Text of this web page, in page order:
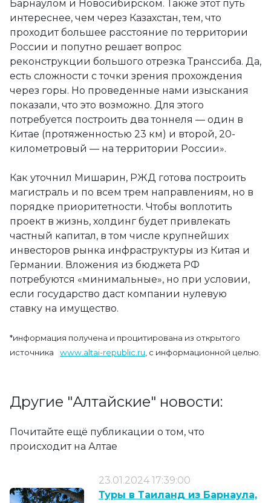
Барнаулом и Новосибирском. Также этот путь
интереснее, чем через Казахстан, тем, что
проходит большее расстояние по территории
России и попутно решает вопрос
реконструкции большого отрезка Транссиба. Да,
есть сложности с точки зрения прохождения
через горы. Но проведенные нами изыскания
показали, что это возможно. Для этого
потребуется построить два тоннеля — один в
Китае (протяженностью 23 км) и второй, 20-
километровый — на территории России».
Как уточнил Мишарин, РЖД готова построить
магистраль и по всем трем направлениям, но в
порядке приоритетности. Чтобы воплотить
проект в жизнь, холдинг будет привлекать
частный капитал, в том числе крупнейших
инвесторов рынка инфраструктуры из Китая и
Германии. Вложения из бюджета РФ
потребуются «минимальные», но при условии,
если государство даст компании нулевую
ставку на имущество.
*информация получена и процитирована из открытого
источника
www.altai-republic.ru , с информационной целью.
Другие "Алтайские" новости:
Почитайте ещё публикации о том, что
происходит на Алтае
23.01.2024 17:39:00
Туры в Таиланд из Барнаула,